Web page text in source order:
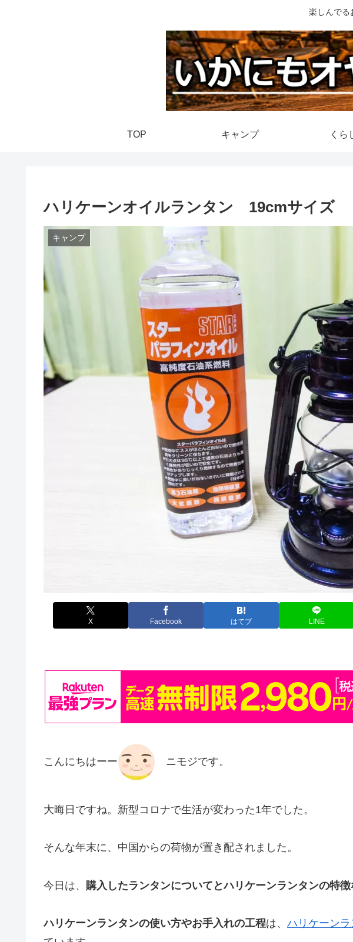
楽しんでる
TOP キャンプ くら
ハリケーンオイルランタン 19cmサイズ
キャンプ
X Facebook はてブ LINE
こんにちはーー ニモジです。
大晦日ですね。新型コロナで生活が変わった1年でした。
そんな年末に、中国からの荷物が置き配されました。
今日は、 購入したランタンについてとハリケーンランタンの特徴
ハリケーンランタンの使い方やお手入れの工程は、 ハリケーン